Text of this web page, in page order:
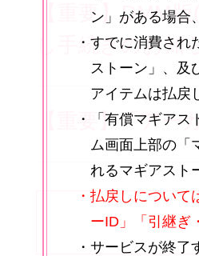
【重要】DMM
し手続きのお知
【重要】「ア
【重要】「有
知らせ
ン」がある場合
・すでに消費さ
ストーン」、及
アイテムは払戻
・「有償マギア
ム画面上部の「
れるマギアスト
・払戻しについ
ーID」「引継ぎ
・サービスが終